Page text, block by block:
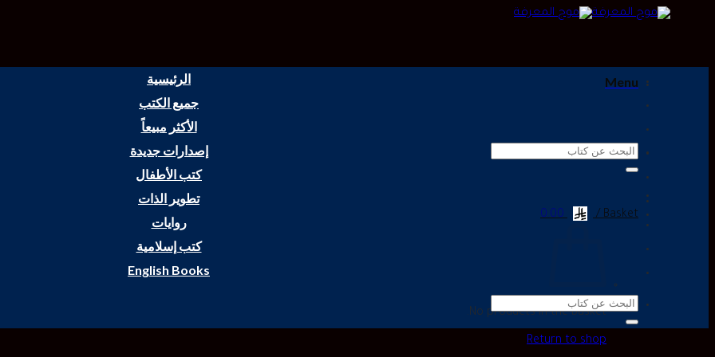
Menu
Search
Basket /
0.00
No products in the basket.
Return to shop
الرئيسية
جميع الكتب
الأكثر مبيعاً
إصدارات جديدة
كتب الأطفال
تطوير الذات
روايات
كتب إسلامية
English Books
Search